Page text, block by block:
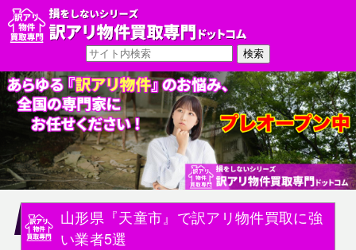
山形県『天童市』で訳アリ物件買取に強
い業者5選